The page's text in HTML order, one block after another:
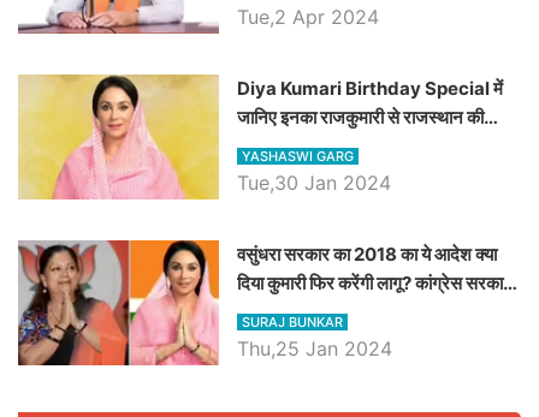
Tue,2 Apr 2024
Diya Kumari Birthday Special में
जानिए इनका राजकुमारी से राजस्थान की
डिप्टी सीएम बनने तक का सफर, एक क्लिक में
जाने पूरा जीवन परिचय
YASHASWI GARG
Tue,30 Jan 2024
वसुंधरा सरकार का 2018 का ये आदेश क्या
दिया कुमारी फिर करेंगी लागू? कांग्रेस सरकार
ने किया था निरस्त
SURAJ BUNKAR
Thu,25 Jan 2024